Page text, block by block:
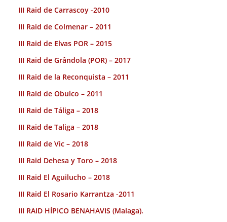
III Raid de Carrascoy -2010
III Raid de Colmenar – 2011
III Raid de Elvas POR – 2015
III Raid de Grândola (POR) – 2017
III Raid de la Reconquista – 2011
III Raid de Obulco – 2011
III Raid de Táliga – 2018
III Raid de Taliga – 2018
III Raid de Vic – 2018
III Raid Dehesa y Toro – 2018
III Raid El Aguilucho – 2018
III Raid El Rosario Karrantza -2011
III RAID HÍPICO BENAHAVIS (Malaga).